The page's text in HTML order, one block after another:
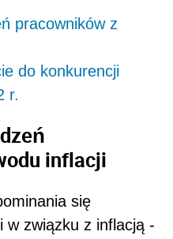
pracowników z
do konkurencji
r.
inflacji
się
w związku z inflacją -